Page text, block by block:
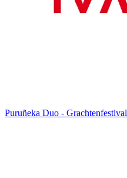
Puruñeka Duo - Grachtenfestival